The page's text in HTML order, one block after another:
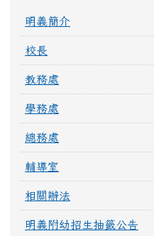
明義簡介
校長
教務處
學務處
總務處
輔導室
相關辦法
明義附幼招生抽籤公告